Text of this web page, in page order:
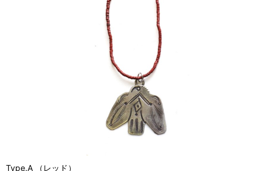
Type.A （レッド）